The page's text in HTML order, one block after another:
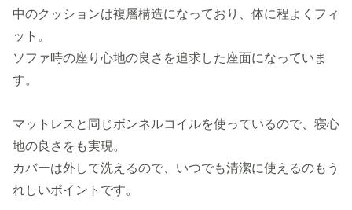
中のクッションは複層構造になっており、体に程よくフィ
ット。
ソファ時の座り心地の良さを追求した座面になっていま
す。
マットレスと同じボンネルコイルを使っているので、寝心
地の良さをも実現。
カバーは外して洗えるので、いつでも清潔に使えるのもう
れしいポイントです。